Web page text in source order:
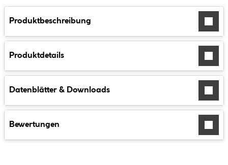
Produktbeschreibung
Produktdetails
Datenblätter & Downloads
Bewertungen